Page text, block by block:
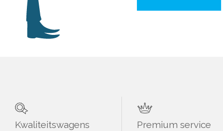
Kwaliteitswagens Premium service